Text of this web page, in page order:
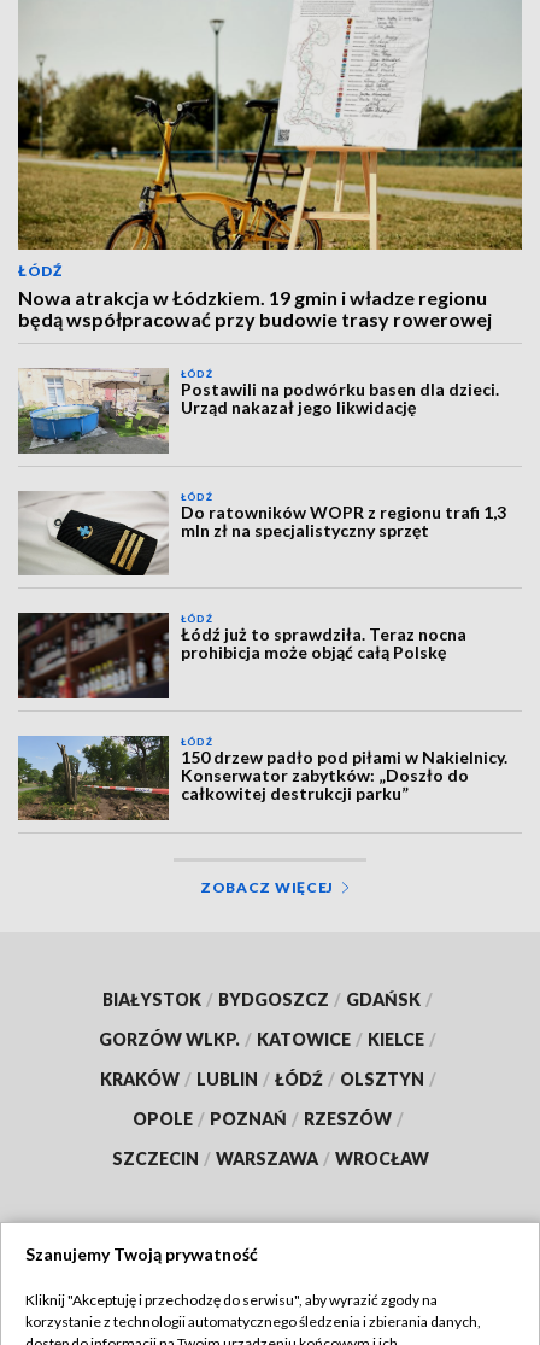
ŁÓDŹ
Nowa atrakcja w Łódzkiem. 19 gmin i władze regionu
będą współpracować przy budowie trasy rowerowej
ŁÓDŹ
Postawili na podwórku basen dla dzieci.
Urząd nakazał jego likwidację
ŁÓDŹ
Do ratowników WOPR z regionu trafi 1,3
mln zł na specjalistyczny sprzęt
ŁÓDŹ
Łódź już to sprawdziła. Teraz nocna
prohibicja może objąć całą Polskę
ŁÓDŹ
150 drzew padło pod piłami w Nakielnicy.
Konserwator zabytków: „Doszło do
całkowitej destrukcji parku”
ZOBACZ WIĘCEJ
BIAŁYSTOK / BYDGOSZCZ / GDAŃSK /
GORZÓW WLKP. / KATOWICE / KIELCE /
KRAKÓW / LUBLIN / ŁÓDŹ / OLSZTYN /
OPOLE / POZNAŃ / RZESZÓW /
SZCZECIN / WARSZAWA / WROCŁAW
TVP
Szanujemy Twoją prywatność
Kliknij "Akceptuję i przechodzę do serwisu", aby wyrazić zgody na
korzystanie z technologii automatycznego śledzenia i zbierania danych,